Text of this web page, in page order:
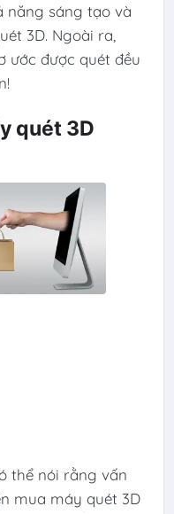
năng sáng tạo và
3D. Ngoài ra,
ước được quét đều
quét 3D
thể nói rằng vấn
mua máy quét 3D